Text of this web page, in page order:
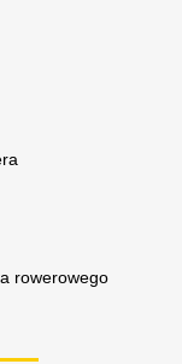
rowerowego